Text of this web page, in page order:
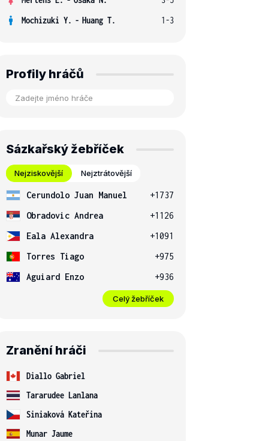
Mochizuki Y. - Huang T. 1-3
Profily hráčů
Sázkařský žebříček
Nejziskovější Nejztrátovější
Cerundolo Juan Manuel
+1737
Obradovic Andrea
+1126
Eala Alexandra
+1091
Torres Tiago
+975
Aguiard Enzo
+936
Celý žebříček
Zranění hráči
Diallo Gabriel
Tararudee Lanlana
Siniaková Kateřina
Munar Jaume